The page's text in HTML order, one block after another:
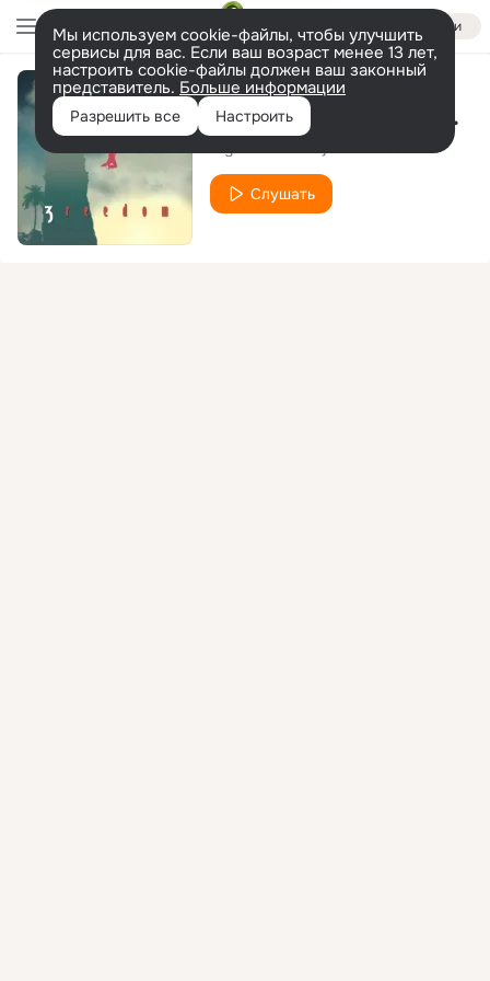
Войти
Мы используем cookie-файлы, чтобы улучшить
сервисы для вас. Если ваш возраст менее 13 лет,
настроить cookie-файлы должен ваш законный
представитель. Больше информации
Разрешить все Настроить Stay With Me Tonight
Jair NJ
Слушать